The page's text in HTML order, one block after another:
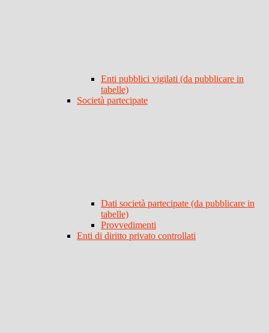
Enti pubblici vigilati (da pubblicare in
tabelle)
Società partecipate
Dati società partecipate (da pubblicare in
tabelle)
Provvedimenti
Enti di diritto privato controllati